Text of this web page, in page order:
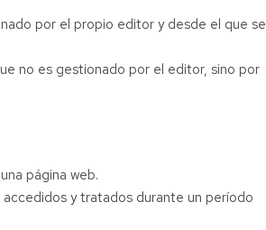
por el propio editor y desde el que se
no es gestionado por el editor, sino por
página web.
y tratados durante un período